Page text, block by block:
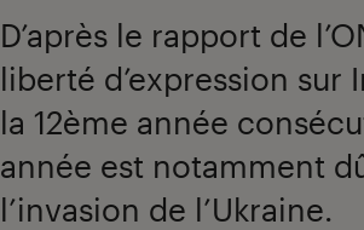
D’après le rapport de
liberté d’expression sur
la 12ème année
année est notamment
l’invasion de l’Ukraine.